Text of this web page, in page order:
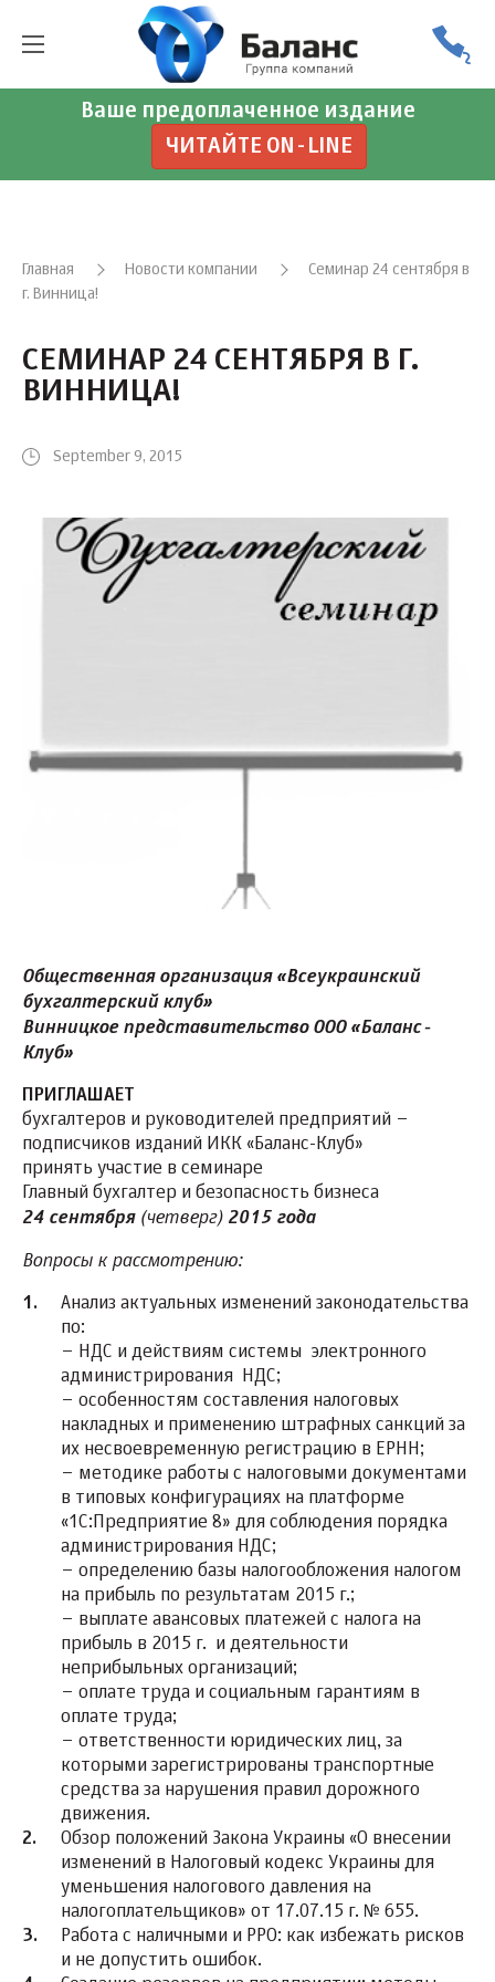
Ваше предоплаченное издание
ЧИТАЙТЕ ON-LINE
Главная Новости компании
Семинар 24 сентября в
г. Винница!
СЕМИНАР 24 СЕНТЯБРЯ В Г.
ВИННИЦА!
September 9, 2015
Общественная организация «Всеукраинский
бухгалтерский клуб»
Винницкое представительство ООО «Баланс-
Клуб»
ПРИГЛАШАЕТ
бухгалтеров и руководителей предприятий –
подписчиков изданий ИКК «Баланс-Клуб»
принять участие в семинаре
Главный бухгалтер и безопасность бизнеса
24 сентября(четверг) 2015 года
Вопросы к рассмотрению:
Анализ актуальных изменений законодательства
по:
– НДС и действиям системы электронного
администрирования НДС;
– особенностям составления налоговых
накладных и применению штрафных санкций за
их несвоевременную регистрацию в ЕРНН;
– методике работы с налоговыми документами
в типовых конфигурациях на платформе
«1С:Предприятие 8» для соблюдения порядка
администрирования НДС;
– определению базы налогообложения налогом
на прибыль по результатам 2015 г.;
– выплате авансовых платежей с налога на
прибыль в 2015 г. и деятельности
неприбыльных организаций;
– оплате труда и социальным гарантиям в
оплате труда;
– ответственности юридических лиц, за
которыми зарегистрированы транспортные
средства за нарушения правил дорожного
движения.
Обзор положений Закона Украины «О внесении
изменений в Налоговый кодекс Украины для
уменьшения налогового давления на
налогоплательщиков» от 17.07.15 г. № 655.
Работа с наличными и РРО: как избежать рисков
и не допустить ошибок.